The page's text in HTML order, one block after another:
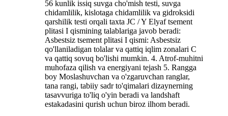
56 kunlik issiq suvga cho'mish testi, suvga
chidamlilik, kislotaga chidamlilik va gidroksidi
qarshilik testi orqali taxta JC / Y Elyaf tsement
plitasi I qismining talablariga javob beradi:
Asbestsiz tsement plitasi I qismi: Asbestsiz
qo'llaniladigan tolalar va qattiq iqlim zonalari C
va qattiq sovuq bo'lishi mumkin. 4. Atrof-muhitni
muhofaza qilish va energiyani tejash 5. Rangga
boy Moslashuvchan va o'zgaruvchan ranglar,
tana rangi, tabiiy sadr to'qimalari dizaynerning
tasavvuriga to'liq o'yin beradi va landshaft
estakadasini qurish uchun biroz ilhom beradi.